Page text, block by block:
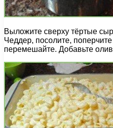
Выложите сверху тёртые
Чеддер, посолите,
перемешайте. Добавьте